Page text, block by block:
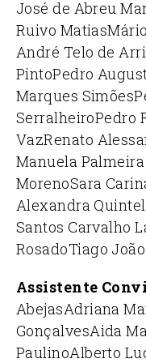
José de Abreu
Ruivo Matias
André Telo de
PintoPedro
Marques Simões
SerralheiroPedro
VazRenato
Manuela
MorenoSara
Alexandra
Santos Carvalho
RosadoTiago
Assistente
AbejasAdriana
GonçalvesAida
PaulinoAlberto